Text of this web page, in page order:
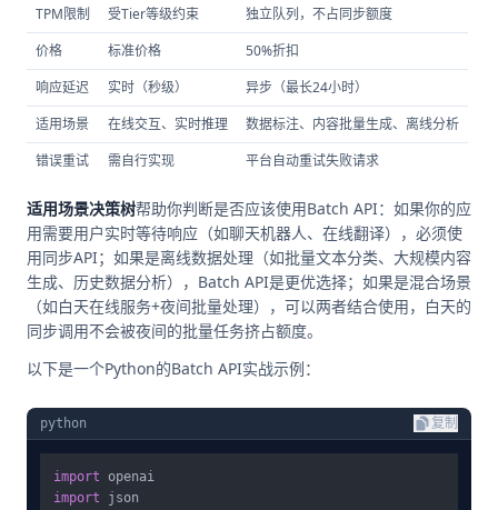
TPM限制
受Tier等级约束
独立队列，不占同步额度
价格
标准价格
50%折扣
响应延迟
实时（秒级）
异步（最长24小时）
适用场景
在线交互、实时推理
数据标注、内容批量生成、离线分析
错误重试
需自行实现 平台自动重试失败请求
适用场景决策树帮助你判断是否应该使用Batch API：如果你的应
用需要用户实时等待响应（如聊天机器人、在线翻译），必须使
用同步API；如果是离线数据处理（如批量文本分类、大规模内容
生成、历史数据分析），Batch API是更优选择；如果是混合场景
（如白天在线服务+夜间批量处理），可以两者结合使用，白天的
同步调用不会被夜间的批量任务挤占额度。
以下是一个Python的Batch API实战示例：
python 复制
import
import